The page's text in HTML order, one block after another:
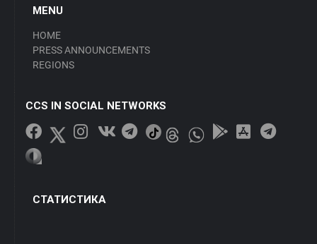
MENU
HOME
PRESS ANNOUNCEMENTS
REGIONS
CCS IN SOCIAL NETWORKS
СТАТИСТИКА